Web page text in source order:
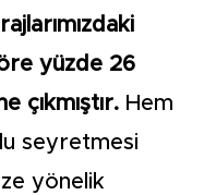
yüzde 26
çıkmıştır. Hem
seyretmesi
yönelik